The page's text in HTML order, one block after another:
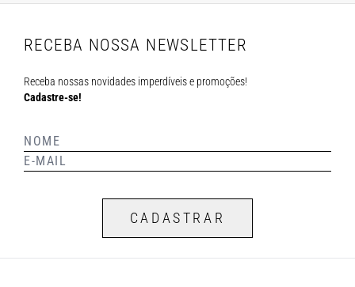
RECEBA NOSSA NEWSLETTER
Receba nossas novidades imperdíveis e promoções!
Cadastre-se!
CADASTRAR